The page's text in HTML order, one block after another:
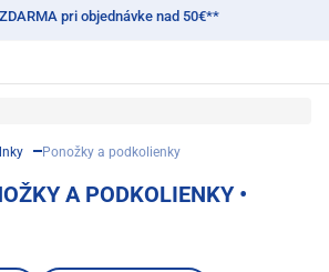
pri objednávke nad 50€**
Ponožky a podkolienky
A PODKOLIENKY •